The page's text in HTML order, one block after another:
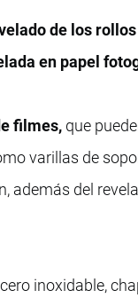
de los
en papel
filmes, que
varillas de
además del
inoxidable,